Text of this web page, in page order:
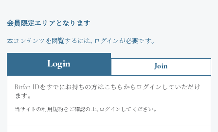
Profile
Store
会員限定エリアとなります
本コンテンツを閲覧するには、ログインが必要です。
Login Join
Bitfan IDをすでにお持ちの方はこちらからログインしていただけ
ます。
当サイトの利用規約をご確認の上、ログインしてください。